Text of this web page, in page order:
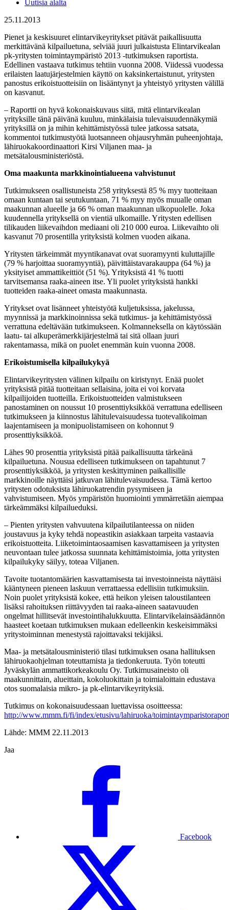
Uutisia alalta
25.11.2013
Pienet ja keskisuuret elintarvikeyritykset pitävät paikallisuutta
merkittävänä kilpailuetuna, selviää juuri julkaistusta Elintarvikealan
pk-yritysten toimintaympäristö 2013 -tutkimuksen raportista.
Edellinen vastaava tutkimus tehtiin vuonna 2008. Viidessä vuodessa
erilaisten laatujärjestelmien käyttö on kaksinkertaistunut, yritysten
panostus erikoistuotteisiin on lisääntynyt ja yhteistyö yritysten välillä
on kasvanut.
– Raportti on hyvä kokonaiskuvaus siitä, mitä elintarvikealan
yrityksille tänä päivänä kuuluu, minkälaisia tulevaisuudennäkymiä
yrityksillä on ja mihin kehittämistyössä tulee jatkossa satsata,
kommentoi tutkimustyötä luotsanneen ohjausryhmän puheenjohtaja,
lähiruokakoordinaattori Kirsi Viljanen maa- ja
metsätalousministeriöstä.
Oma maakunta markkinointialueena vahvistunut
Tutkimukseen osallistuneista 258 yrityksestä 85 % myy tuotteitaan
omaan kuntaan tai seutukuntaan, 71 % myy myös muualle oman
maakunnan alueelle ja 66 % oman maakunnan ulkopuolelle. Joka
kuudennella yrityksellä on vientiä ulkomaille. Yritysten edellisen
tilikauden liikevaihdon mediaani oli 210 000 euroa. Liikevaihto oli
kasvanut 70 prosentilla yrityksistä kolmen vuoden aikana.
Yritysten tärkeimmät myyntikanavat ovat suoramyynti kuluttajille
(79 % harjoittaa suoramyyntiä), päivittäistavarakauppa (64 %) ja
yksityiset ammattikeittiöt (51 %). Yrityksistä 41 % tuotti
tarvitsemansa raaka-aineen itse. Yli puolet yrityksistä hankki
tuotteiden raaka-aineet omasta maakunnasta.
Yritykset ovat lisänneet yhteistyötä kuljetuksissa, jakelussa,
myynnissä ja markkinoinnissa sekä tutkimus- ja kehittämistyössä
verrattuna edeltävään tutkimukseen. Kolmanneksella on käytössään
laatu- tai alkuperämerkkijärjestelmä tai sitä ollaan juuri
rakentamassa, mikä on puolet enemmän kuin vuonna 2008.
Erikoistumisella kilpailukykyä
Elintarvikeyritysten välinen kilpailu on kiristynyt. Enää puolet
yrityksistä pitää tuotteitaan sellaisina, joita ei voi korvata
kilpailijoiden tuotteilla. Erikoistuotteiden valmistukseen
panostaminen on noussut 10 prosenttiyksikköä verrattuna edelliseen
tutkimukseen ja kiinnostus lähitulevaisuudessa tuotevalikoiman
laajentamiseen ja monipuolistamiseen on kohonnut 9
prosenttiyksikköä.
Lähes 90 prosenttia yrityksistä pitää paikallisuutta tärkeänä
kilpailuetuna. Nousua edelliseen tutkimukseen on tapahtunut 7
prosenttiyksikköä, ja yritysten keskittyminen paikallisille
markkinoille näyttäisi jatkuvan lähitulevaisuudessa. Tämä kertoo
yritysten odotuksista lähiruokatrendin pysymiseen ja
vahvistumiseen. Myös ympäristön huomiointi ymmärretään aiempaa
tärkeämmäksi kilpailueduksi.
– Pienten yritysten vahvuutena kilpailutilanteessa on niiden
joustavuus ja kyky tehdä nopeastikin asiakkaan tarpeita vastaavia
erikoistuotteita. Liiketoimintaosaamisen kasvattamiseen ja yritysten
neuvontaan tulee jatkossa suunnata kehittämistoimia, jotta yritysten
kilpailukyky säilyy, toteaa Viljanen.
Tavoite tuotantomäärien kasvattamisesta tai investoinneista näyttäisi
kääntyneen pieneen laskuun verrattaessa edellisiin tutkimuksiin.
Noin puolet yrityksistä kokee, että heikon yleisen taloustilanteen
lisäksi rahoituksen riittävyyden tai raaka-aineen saatavuuden
ongelmat hillitsevät investointihalukkuutta. Elintarvikelainsäädännön
haasteet koetaan tutkimuksen mukaan edelleenkin keskeisimmäksi
yritystoiminnan menestystä rajoittavaksi tekijäksi.
Maa- ja metsätalousministeriö tilasi tutkimuksen osana hallituksen
lähiruokaohjelman toteuttamista ja tiedonkeruuta. Työn toteutti
Jyväskylän ammattikorkeakoulu Oy. Tutkimusaineisto oli
maakunnittain, alueittain, kokoluokittain ja toimialoittain edustava
otos suomalaisia mikro- ja pk-elintarvikeyrityksiä.
Tutkimus on kokonaisuudessaan luettavissa osoitteessa:
http://www.mmm.fi/fi/index/etusivu/lahiruoka/
Lähde: MMM 22.11.2013
Jaa
Facebook